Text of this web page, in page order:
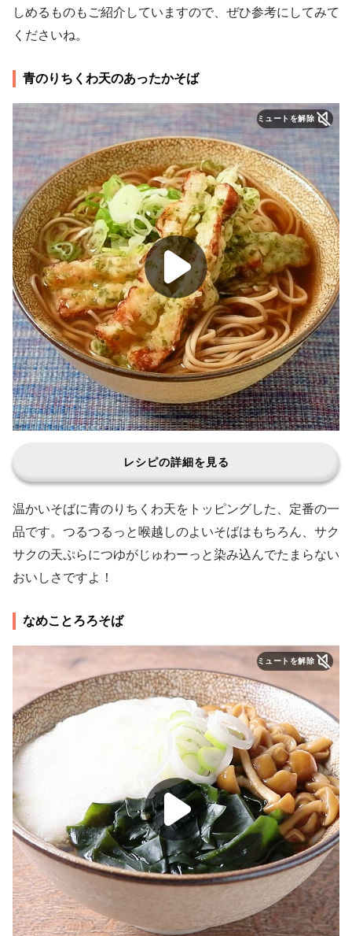
しめるものもご紹介していますので、ぜひ参考にしてみて
くださいね。
青のりちくわ天のあったかそば
ミュートを解除
レシピの詳細を見る
温かいそばに青のりちくわ天をトッピングした、定番の一
品です。つるつるっと喉越しのよいそばはもちろん、サク
サクの天ぷらにつゆがじゅわーっと染み込んでたまらない
おいしさですよ！
なめことろろそば
ミュートを解除